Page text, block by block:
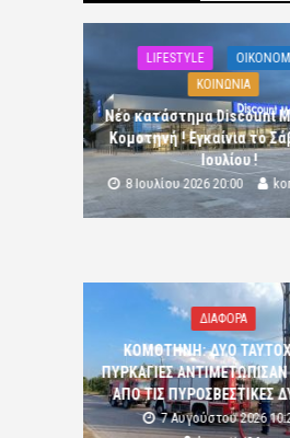
LIFESTYLE
ΚΟΙΝΩΝΙΑ
Νέο κατάστημα Discount
Κομοτηνή ! Εγκαίνια το
Ιουλίου !
8 Ιουλίου 2026 20:00
ΔΙΑΦΟΡΑ
ΚΟΜΟΤΗΝΗ: ΔΥΟ
ΠΥΡΚΑΓΙΕΣ
ΑΠΟ ΤΙΣ ΠΥΡΟΣΒΕΣΤΙΚΕΣ
7 Αυγούστου 2026